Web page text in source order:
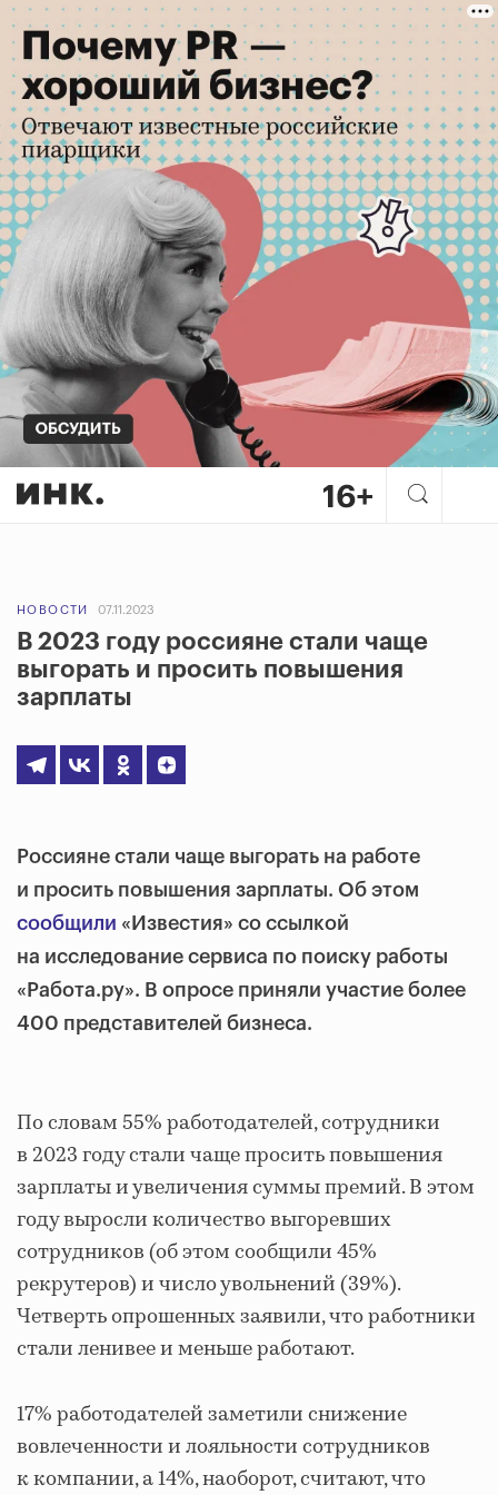
НОВОСТИ 07.11.2023
В 2023 году россияне стали чаще
выгорать и просить повышения
зарплаты
Россияне стали чаще выгорать на работе
и просить повышения зарплаты. Об этом
сообщили «Известия» со ссылкой
на исследование сервиса по поиску работы
«Работа.ру». В опросе приняли участие более
400 представителей бизнеса.
По словам 55% работодателей, сотрудники
в 2023 году стали чаще просить повышения
зарплаты и увеличения суммы премий. В этом
году выросли количество выгоревших
сотрудников (об этом сообщили 45%
рекрутеров) и число увольнений (39%).
Четверть опрошенных заявили, что работники
стали ленивее и меньше работают.
17% работодателей заметили снижение
вовлеченности и лояльности сотрудников
к компании, а 14%, наоборот, считают, что